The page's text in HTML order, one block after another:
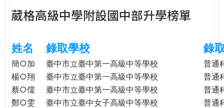
r
e
葳格高級中學附設國中部升學榜單
姓名 錄取學校 錄
簡○加 臺中市立臺中第一高級中等學校
普通
楊○翔
臺中市立臺中第一高級中等學校
普通
蔡○儒
臺中市立臺中第一高級中等學校
普通
鄭○雯
臺中市立臺中女子高級中等學校
普通